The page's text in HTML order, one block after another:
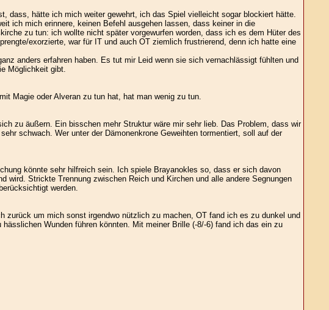
dass, hätte ich mich weiter gewehrt, ich das Spiel vielleicht sogar blockiert hätte.
ich mich erinnere, keinen Befehl ausgehen lassen, dass keiner in die
zu tun: ich wollte nicht später vorgewurfen worden, dass ich es dem Hüter des
exorzierte, war für IT und auch OT ziemlich frustrierend, denn ich hatte eine
anders erfahren haben. Es tut mir Leid wenn sie sich vernachlässigt fühlten und
Möglichkeit gibt.
Magie oder Alveran zu tun hat, hat man wenig zu tun.
zu äußern. Ein bisschen mehr Struktur wäre mir sehr lieb. Das Problem, dass wir
schwach. Wer unter der Dämonenkrone Geweihten tormentiert, soll auf der
könnte sehr hilfreich sein. Ich spiele Brayanokles so, dass er sich davon
Strickte Trennung zwischen Reich und Kirchen und alle andere Segnungen
werden.
um mich sonst irgendwo nützlich zu machen, OT fand ich es zu dunkel und
Wunden führen könnten. Mit meiner Brille (-8/-6) fand ich das ein zu